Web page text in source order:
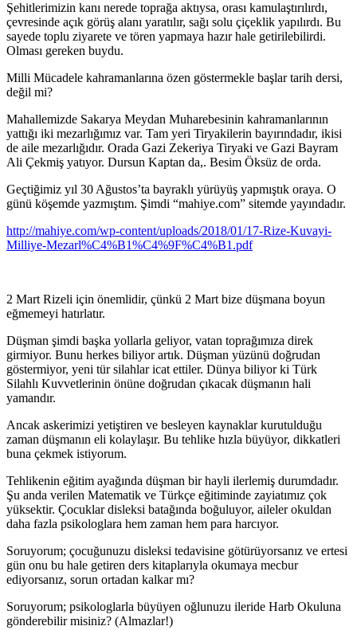
Şehitlerimizin kanı nerede toprağa aktıysa, orası kamulaştırılırdı,
çevresinde açık görüş alanı yaratılır, sağı solu çiçeklik yapılırdı. Bu
sayede toplu ziyarete ve tören yapmaya hazır hale getirilebilirdi.
Olması gereken buydu.
Milli Mücadele kahramanlarına özen göstermekle başlar tarih dersi,
değil mi?
Mahallemizde Sakarya Meydan Muharebesinin kahramanlarının
yattığı iki mezarlığımız var. Tam yeri Tiryakilerin bayırındadır, ikisi
de aile mezarlığıdır. Orada Gazi Zekeriya Tiryaki ve Gazi Bayram
Ali Çekmiş yatıyor. Dursun Kaptan da,. Besim Öksüz de orda.
Geçtiğimiz yıl 30 Ağustos’ta bayraklı yürüyüş yapmıştık oraya. O
günü köşemde yazmıştım. Şimdi “mahiye.com” sitemde yayındadır.
http://mahiye.com/wp-content/uploads/2018/01/17-Rize-Kuvayi-
Milliye-Mezarl%C4%B1%C4%9F%C4%B1.pdf
2 Mart Rizeli için önemlidir, çünkü 2 Mart bize düşmana boyun
eğmemeyi hatırlatır.
Düşman şimdi başka yollarla geliyor, vatan toprağımıza direk
girmiyor. Bunu herkes biliyor artık. Düşman yüzünü doğrudan
göstermiyor, yeni tür silahlar icat ettiler. Dünya biliyor ki Türk
Silahlı Kuvvetlerinin önüne doğrudan çıkacak düşmanın hali
yamandır.
Ancak askerimizi yetiştiren ve besleyen kaynaklar kurutulduğu
zaman düşmanın eli kolaylaşır. Bu tehlike hızla büyüyor, dikkatleri
buna çekmek istiyorum.
Tehlikenin eğitim ayağında düşman bir hayli ilerlemiş durumdadır.
Şu anda verilen Matematik ve Türkçe eğitiminde zayiatımız çok
yüksektir. Çocuklar disleksi batağında boğuluyor, aileler okuldan
daha fazla psikologlara hem zaman hem para harcıyor.
Soruyorum; çocuğunuzu disleksi tedavisine götürüyorsanız ve ertesi
gün onu bu hale getiren ders kitaplarıyla okumaya mecbur
ediyorsanız, sorun ortadan kalkar mı?
Soruyorum; psikologlarla büyüyen oğlunuzu ileride Harb Okuluna
gönderebilir misiniz? (Almazlar!)